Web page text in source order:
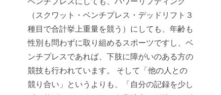
（スクワット・ベンチプレス・デッドリフト３
種目で合計挙上重量を競う）にしても、年齢も
性別も問わずに取り組めるスポーツですし、ベ
ンチプレスであれば、下肢に障がいのある方の
競技も行われています。
そして「他の人との
競り合い」というよりも、「自分の記録を少し